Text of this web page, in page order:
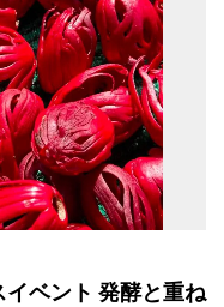
ベント 発酵と重ね